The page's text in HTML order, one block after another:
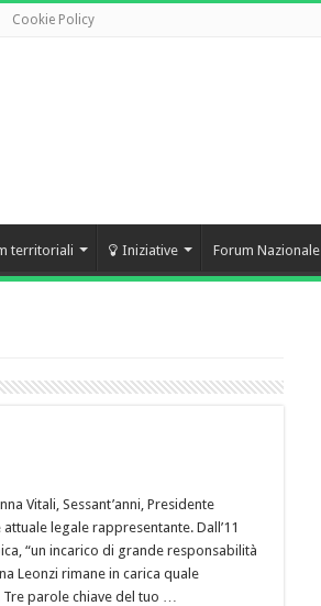
Cookie Policy
territoriali Iniziative Forum Nazionale
Vitali, Sessant’anni, Presidente
legale rappresentante. Dall’11
“un incarico di grande responsabilità
Leonzi rimane in carica quale
Tre parole chiave del tuo …